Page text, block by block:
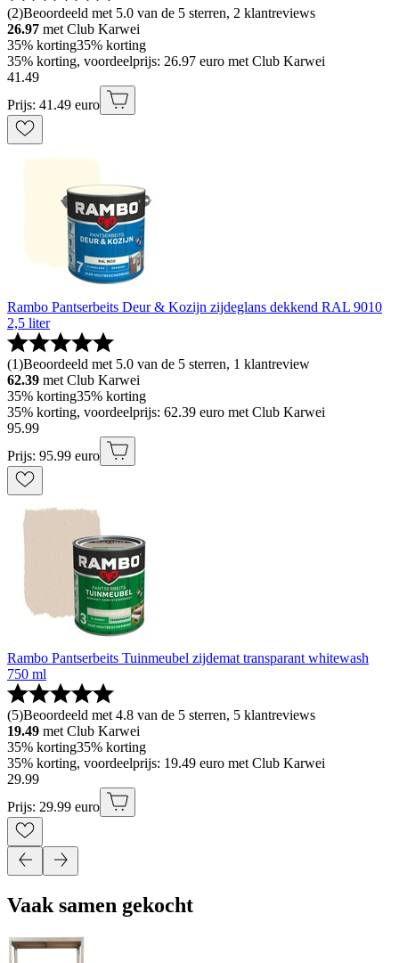
(2)Beoordeeld met 5.0 van de 5 sterren, 2 klantreviews
26.97 met Club Karwei
35% korting35% korting
35% korting, voordeelprijs: 26.97 euro met Club Karwei
41 .49
Prijs: 41.49 euro
Rambo Pantserbeits Deur & Kozijn zijdeglans dekkend RAL 9010
2,5 liter
(1)Beoordeeld met 5.0 van de 5 sterren, 1 klantreview
62.39 met Club Karwei
35% korting35% korting
35% korting, voordeelprijs: 62.39 euro met Club Karwei
95.99
Prijs: 95.99 euro
Rambo Pantserbeits Tuinmeubel zijdemat transparant whitewash
750 ml
(5)Beoordeeld met 4.8 van de 5 sterren, 5 klantreviews
19.49 met Club Karwei
35% korting35% korting
35% korting, voordeelprijs: 19.49 euro met Club Karwei
29.99
Prijs: 29.99 euro
Vaak samen gekocht